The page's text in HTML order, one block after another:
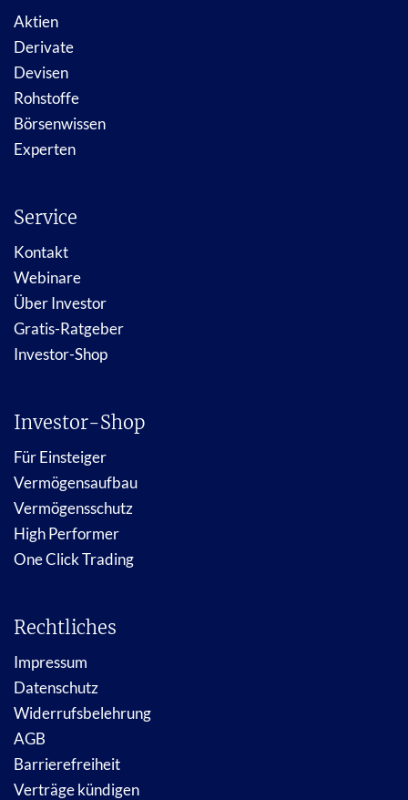
Aktien
Derivate
Devisen
Rohstoffe
Börsenwissen
Experten
Service
Kontakt
Webinare
Über Investor
Gratis-Ratgeber
Investor-Shop
Investor-Shop
Für Einsteiger
Vermögensaufbau
Vermögensschutz
High Performer
One Click Trading
Rechtliches
Impressum
Datenschutz
Widerrufsbelehrung
AGB
Barrierefreiheit
Verträge kündigen